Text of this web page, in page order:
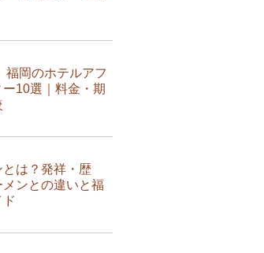
福岡のホテルアフ
10選｜料金・期
は？発祥・歴
メンとの違いと福